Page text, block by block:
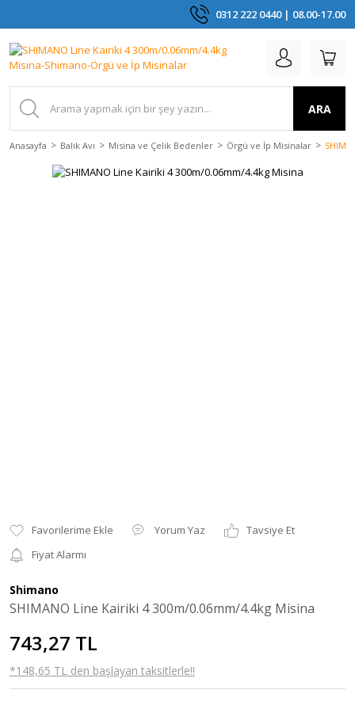
0312 222 0440 | 08.00-17.00
ARA
Anasayfa Balık Avı Misina ve Çelik Bedenler Örgü ve İp Misinalar
Yorum Yaz
Tavsiye Et
Fiyat Alarmı
Shimano
SHIMANO Line Kairiki 4 300m/0.06mm/4.4kg Misina
743,27 TL
*148,65 TL den başlayan taksitlerle!!